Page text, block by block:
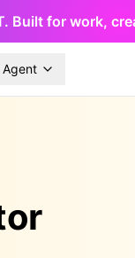
Built for work,
Agent